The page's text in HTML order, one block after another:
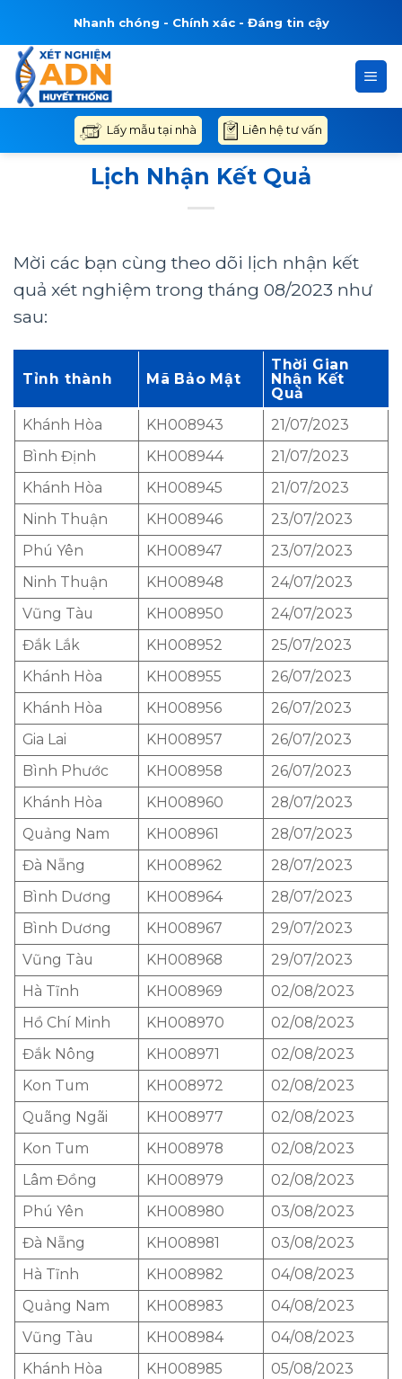
nội
dung
Nhanh chóng - Chính xác - Đáng tin cậy
Lấy mẫu tại nhà Liên hệ tư vấn
Lịch Nhận Kết Quả
Mời các bạn cùng theo dõi lịch nhận kết
quả xét nghiệm trong tháng 08/2023 như
sau:
Tỉnh thành Mã Bảo Mật
Thời Gian
Nhận Kết
Quả
Khánh Hòa
KH008943
21/07/2023
Bình Định
KH008944
21/07/2023
Khánh Hòa
KH008945
21/07/2023
Ninh Thuận
KH008946
23/07/2023
Phú Yên
KH008947
23/07/2023
Ninh Thuận
KH008948
24/07/2023
Vũng Tàu
KH008950
24/07/2023
Đắk Lắk
KH008952
25/07/2023
Khánh Hòa
KH008955
26/07/2023
Khánh Hòa
KH008956
26/07/2023
Gia Lai
KH008957
26/07/2023
Bình Phước
KH008958
26/07/2023
Khánh Hòa
KH008960
28/07/2023
Quảng Nam
KH008961
28/07/2023
Đà Nẵng
KH008962
28/07/2023
Bình Dương
KH008964
28/07/2023
Bình Dương
KH008967
29/07/2023
Vũng Tàu
KH008968
29/07/2023
Hà Tĩnh
KH008969
02/08/2023
Hồ Chí Minh
KH008970
02/08/2023
Đắk Nông
KH008971
02/08/2023
Kon Tum
KH008972
02/08/2023
Quãng Ngãi
KH008977
02/08/2023
Kon Tum
KH008978
02/08/2023
Lâm Đồng
KH008979
02/08/2023
Phú Yên
KH008980
03/08/2023
Đà Nẵng
KH008981
03/08/2023
Hà Tĩnh
KH008982
04/08/2023
Quảng Nam
KH008983
04/08/2023
Vũng Tàu
KH008984
04/08/2023
Khánh Hòa
KH008985
05/08/2023